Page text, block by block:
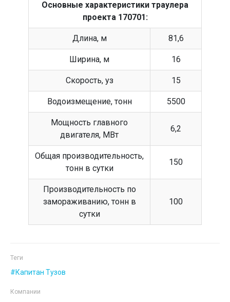
Основные характеристики траулера
проекта 170701:
Длина, м 81,6
Ширина, м 16
Скорость, уз 15
Водоизмещение, тонн 5500
Мощность главного
двигателя, МВт
6,2
Общая производительность,
тонн в сутки
150
Производительность по
замораживанию, тонн в
сутки
100
Теги
Капитан Тузов
Компании